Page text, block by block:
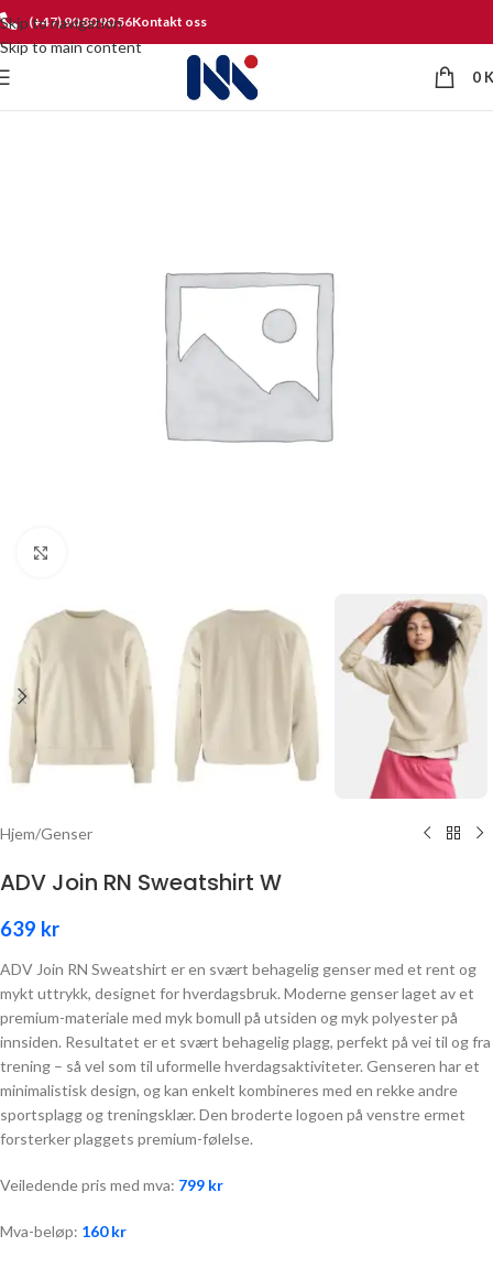
Skip to navigation
Skip to main content
(+47) 90 80 90 56Kontakt oss
0
Hjem/Genser
ADV Join RN Sweatshirt W
639 kr
ADV Join RN Sweatshirt er en svært behagelig genser med et rent og
mykt uttrykk, designet for hverdagsbruk. Moderne genser laget av et
premium-materiale med myk bomull på utsiden og myk polyester på
innsiden. Resultatet er et svært behagelig plagg, perfekt på vei til og fra
trening – så vel som til uformelle hverdagsaktiviteter. Genseren har et
minimalistisk design, og kan enkelt kombineres med en rekke andre
sportsplagg og treningsklær. Den broderte logoen på venstre ermet
forsterker plaggets premium-følelse.
Veiledende pris med mva: 799 kr
Mva-beløp: 160kr